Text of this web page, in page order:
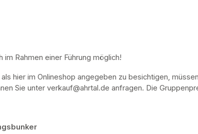
Rahmen einer Führung möglich!
hier im Onlineshop angegeben zu besichtigen,
Sie unter verkauf@ahrtal.de anfragen. Die